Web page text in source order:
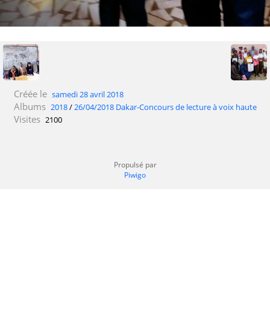
Créée le samedi 28 avril 2018
Albums 2018/26/04/2018 Dakar-Concours de lecture à voix haute
Visites 2100
Propulsé par
Piwigo